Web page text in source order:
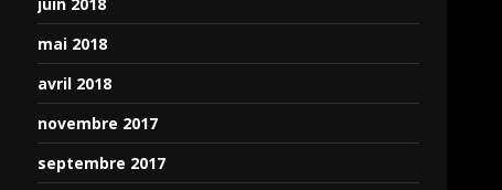
mai 2018
avril 2018
novembre 2017
septembre 2017